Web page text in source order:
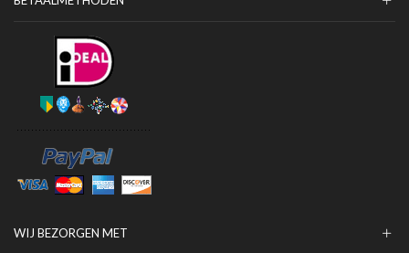
WIJ BEZORGEN MET